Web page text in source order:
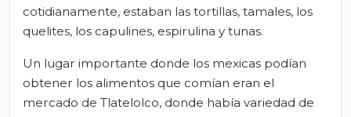
cotidianamente, estaban las tortillas, tamales, los
quelites, los capulines, espirulina y tunas.
Un lugar importante donde los mexicas podían
obtener los alimentos que comían eran el
mercado de Tlatelolco, donde había variedad de